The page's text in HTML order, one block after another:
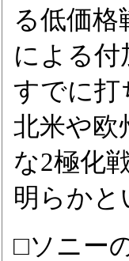
る低価
による
すでに打
北米や欧
な2極化
明らかと
□ソニー